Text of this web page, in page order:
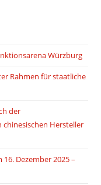
Würzburg
Rahmen für staatliche
der
Hersteller
Dezember 2025 –